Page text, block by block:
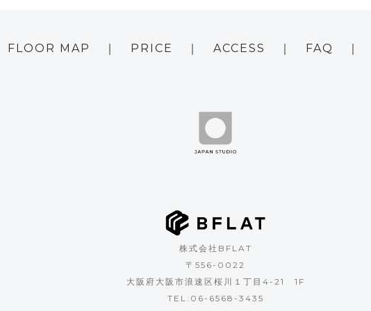
FLOOR MAP PRICE ACCESS FAQ
株式会社BFLAT
〒556-0022
大阪府大阪市浪速区桜川１丁目4-21 1F
TEL: 06-6568-3435